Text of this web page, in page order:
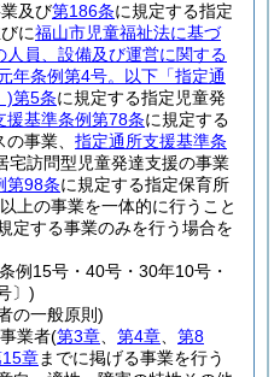
及び第186条に規定する指定
に福山市児童福祉法に基づ
人員、設備及び運営に関する
年条例第4号。以下「指定通
)第5条に規定する指定児童発
援基準条例第78条に規定する
事業、 指定通所支援基準条
宅訪問型児童発達支援の事業
第98条に規定する指定保育所
上の事業を一体的に行うこと
定する事業のみを行う場合を
例15号・40号・30年10号・
〕)
の一般原則)
業者(第3章 第4章
第8
章までに掲げる事業を行う